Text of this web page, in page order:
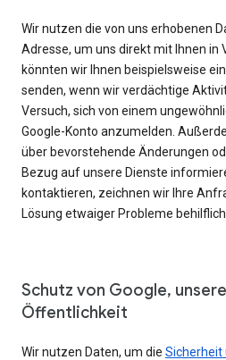
Wir nutzen die von uns erhobenen
Adresse, um uns direkt mit Ihnen in
könnten wir Ihnen beispielsweise
senden, wenn wir verdächtige
Versuch, sich von einem
Google-Konto anzumelden.
über bevorstehende Änderungen
Bezug auf unsere Dienste
kontaktieren, zeichnen wir Ihre
Lösung etwaiger Probleme behilflich
Schutz von Google,
Öffentlichkeit
Wir nutzen Daten, um die Sicherheit